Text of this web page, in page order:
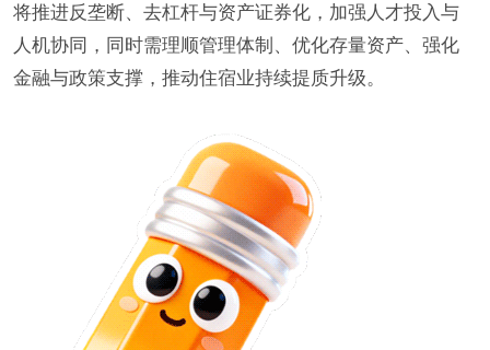
将推进反垄断、去杠杆与资产证券化，加强人才投入与
人机协同，同时需理顺管理体制、优化存量资产、强化
金融与政策支撑，推动住宿业持续提质升级。